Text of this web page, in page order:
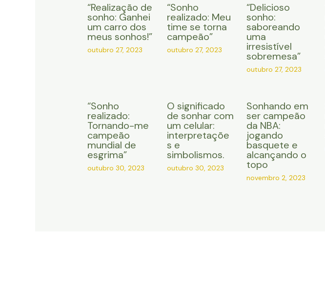
“Realização de
sonho: Ganhei
um carro dos
meus sonhos!”
outubro 27, 2023
“Sonho
realizado: Meu
time se torna
campeão”
outubro 27, 2023
“Delicioso
sonho:
saboreando
uma
irresistível
sobremesa”
outubro 27, 2023
“Sonho
realizado:
Tornando-me
campeão
mundial de
esgrima”
outubro 30, 2023
O significado
de sonhar com
um celular:
interpretaçõe
s e
simbolismos.
outubro 30, 2023
Sonhando em
ser campeão
da NBA:
jogando
basquete e
alcançando o
topo
novembro 2, 2023